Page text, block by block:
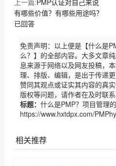
有哪些价值？有哪些用途吗？
已回答
免责声明：以上便是【什么是
么？】的全部内容。大多文章
息来源于网络以及网友投稿，
理、排版、编辑，是出于传递
赞同其观点或证实其内容的真
版权等问题，请作者在及时联
标题： 什么是PMP？项目管理
https://www.hxtdpx.com/
相关推荐